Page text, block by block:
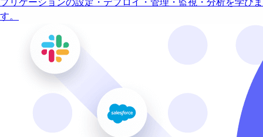
す。